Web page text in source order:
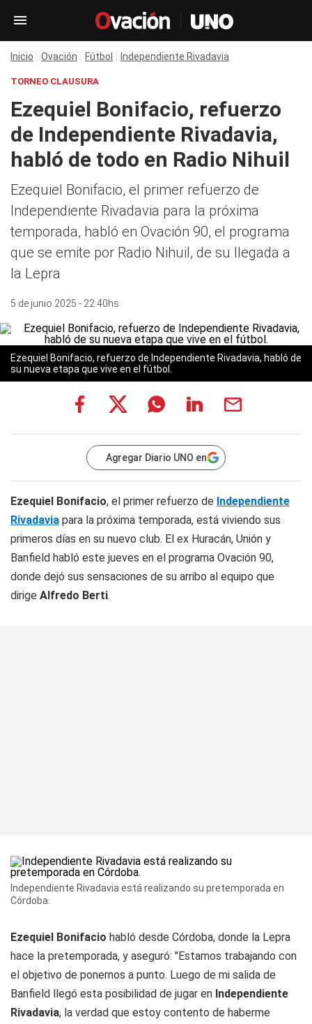
Inicio Ovación Fútbol Independiente Rivadavia
TORNEO CLAUSURA
Ezequiel Bonifacio, refuerzo
de Independiente Rivadavia,
habló de todo en Radio Nihuil
Ezequiel Bonifacio, el primer refuerzo de
Independiente Rivadavia para la próxima
temporada, habló en Ovación 90, el programa
que se emite por Radio Nihuil, de su llegada a
la Lepra
5 de junio 2025 - 22:40hs
Ezequiel Bonifacio, refuerzo de Independiente Rivadavia, habló de
su nueva etapa que vive en el fútbol.
Agregar Diario UNO en
Ezequiel Bonifacio, el primer refuerzo de Independiente
Rivadavia para la próxima temporada, está viviendo sus
primeros días en su nuevo club. El ex Huracán, Unión y
Banfield habló este jueves en el programa Ovación 90,
donde dejó sus sensaciones de su arribo al equipo que
dirige Alfredo Berti.
Independiente Rivadavia está realizando su pretemporada en
Córdoba.
Ezequiel Bonifacio habló desde Córdoba, donde la Lepra
hace la pretemporada, y aseguró: "Estamos trabajando con
el objetivo de ponernos a punto. Luego de mi salida de
Banfield llegó esta posibilidad de jugar en Independiente
Rivadavia, la verdad que estoy contento de haberme